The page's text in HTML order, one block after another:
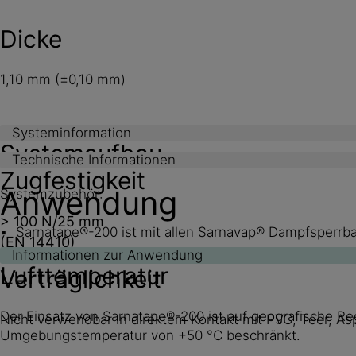
Dicke
1,10 mm (±0,10 mm)
Systeminformation
Systemaufbau
Systemzubehör:
Sarnatape®-200 ist mit allen Sarnavap®
Verträglichkeit
Nicht verwendbar in direktem Kontakt mit PVC, Teer,
Technische Informationen
Zugfestigkeit
> 100 N/25 mm
(EN 14410)
Anwendung
Informationen zur Anwendung
Lufttemperatur
Der Einsatz von Sarnatape®-200 ist auf geografische
Umgebungstemperatur von +50 °C beschränkt.